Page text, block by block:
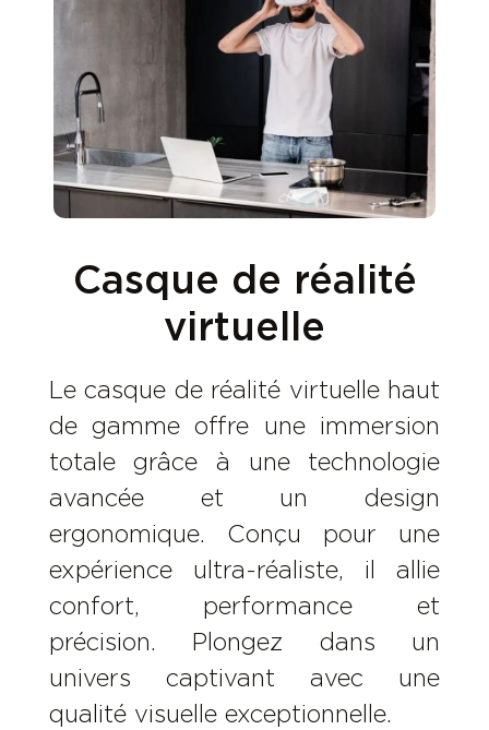
Casque de réalité
virtuelle
Le casque de réalité virtuelle haut
de gamme offre une immersion
totale grâce à une technologie
avancée et un design
ergonomique. Conçu pour une
expérience ultra-réaliste, il allie
confort, performance et
précision. Plongez dans un
univers captivant avec une
qualité visuelle exceptionnelle.